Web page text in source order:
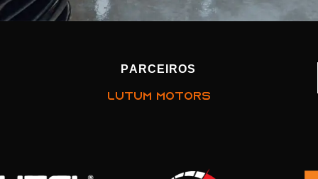
PARCEIROS
LUTUM MOTORS